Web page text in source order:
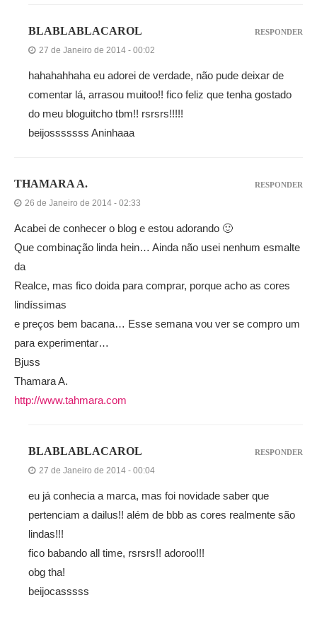
BLABLABLACAROL
27 de Janeiro de 2014 - 00:02
hahahahhaha eu adorei de verdade, não pude deixar de
comentar lá, arrasou muitoo!! fico feliz que tenha gostado
do meu bloguitcho tbm!! rsrsrs!!!!!
beijosssssss Aninhaaa
RESPONDER
THAMARA A.
26 de Janeiro de 2014 - 02:33
Acabei de conhecer o blog e estou adorando 🙂
Que combinação linda hein… Ainda não usei nenhum esmalte
da
Realce, mas fico doida para comprar, porque acho as cores
lindíssimas
e preços bem bacana… Esse semana vou ver se compro um
para experimentar…
Bjuss
Thamara A.
http://www.tahmara.com
RESPONDER
BLABLABLACAROL
27 de Janeiro de 2014 - 00:04
eu já conhecia a marca, mas foi novidade saber que
pertenciam a dailus!! além de bbb as cores realmente são
lindas!!!
fico babando all time, rsrsrs!! adoroo!!!
obg tha!
beijocasssss
RESPONDER